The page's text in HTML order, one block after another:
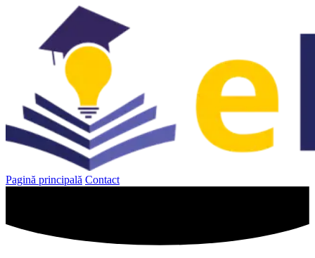
Pagină principală Contact